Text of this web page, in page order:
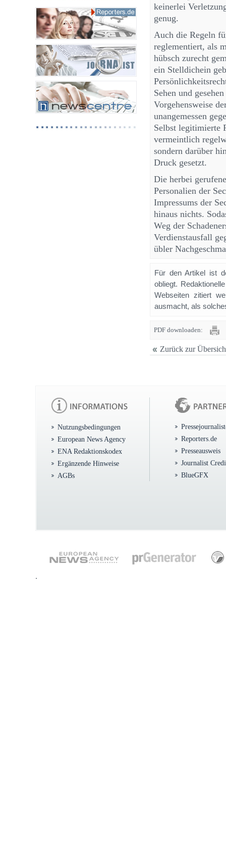
keinerlei
genug.
Auch die Regeln
reglementiert, als
hübsch zurecht
ein Stelldichein
Sehen und
Vorgehensweise
unangemessen
Selbst legitimierte
vermeintlich
sondern darüber
Druck gesetzt.
Die herbei
Personalien der
Impressums der
hinaus nichts.
Weg der
Verdienstausfall
übler
Für den Artikel ist
obliegt.
Webseiten zitiert
ausmacht, als
PDF downloaden:
Zurück zur
Nutzungsbedingungen
European News Agency
ENA Redaktionskodex
Ergänzende Hinweise
AGBs
Reporters.de
Presseausweis
Journalist
BlueGFX
.